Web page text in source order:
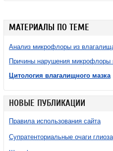
МАТЕРИАЛЫ ПО ТЕМЕ
Анализ микрофлоры из
Причины нарушения микрофлоры
Цитология влагалищного мазка
НОВЫЕ ПУБЛИКАЦИИ
Правила использования сайта
Супратенториальные очаги глиоза